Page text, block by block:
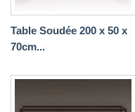
Table Soudée 200 x 50 x
70cm...